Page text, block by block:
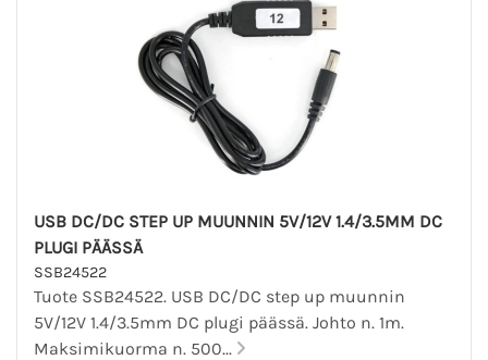
USB DC/DC STEP UP MUUNNIN 5V/12V 1.4/3.5MM DC
PLUGI PÄÄSSÄ
SSB24522
Tuote SSB24522. USB DC/DC step up muunnin
5V/12V 1.4/3.5mm DC plugi päässä. Johto n. 1m.
Maksimikuorma n. 500...